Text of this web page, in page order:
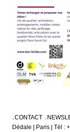
CONTACT
Dédale | Paris | Tél :